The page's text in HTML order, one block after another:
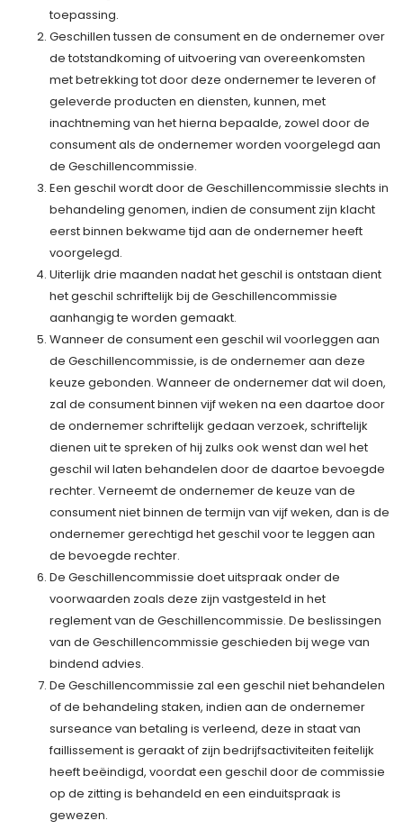
toepassing.
Geschillen tussen de consument en de ondernemer over
de totstandkoming of uitvoering van overeenkomsten
met betrekking tot door deze ondernemer te leveren of
geleverde producten en diensten, kunnen, met
inachtneming van het hierna bepaalde, zowel door de
consument als de ondernemer worden voorgelegd aan
de Geschillencommissie.
Een geschil wordt door de Geschillencommissie slechts in
behandeling genomen, indien de consument zijn klacht
eerst binnen bekwame tijd aan de ondernemer heeft
voorgelegd.
Uiterlijk drie maanden nadat het geschil is ontstaan dient
het geschil schriftelijk bij de Geschillencommissie
aanhangig te worden gemaakt.
Wanneer de consument een geschil wil voorleggen aan
de Geschillencommissie, is de ondernemer aan deze
keuze gebonden. Wanneer de ondernemer dat wil doen,
zal de consument binnen vijf weken na een daartoe door
de ondernemer schriftelijk gedaan verzoek, schriftelijk
dienen uit te spreken of hij zulks ook wenst dan wel het
geschil wil laten behandelen door de daartoe bevoegde
rechter. Verneemt de ondernemer de keuze van de
consument niet binnen de termijn van vijf weken, dan is de
ondernemer gerechtigd het geschil voor te leggen aan
de bevoegde rechter.
De Geschillencommissie doet uitspraak onder de
voorwaarden zoals deze zijn vastgesteld in het
reglement van de Geschillencommissie. De beslissingen
van de Geschillencommissie geschieden bij wege van
bindend advies.
De Geschillencommissie zal een geschil niet behandelen
of de behandeling staken, indien aan de ondernemer
surseance van betaling is verleend, deze in staat van
faillissement is geraakt of zijn bedrijfsactiviteiten feitelijk
heeft beëindigd, voordat een geschil door de commissie
op de zitting is behandeld en een einduitspraak is
gewezen.